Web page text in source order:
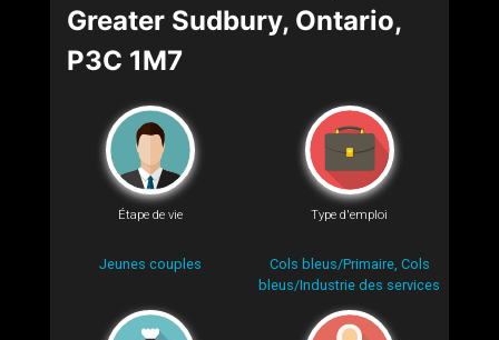
Greater Sudbury, Ontario,
P3C 1M7
Étape de vie
Jeunes couples
Type d'emploi
Cols bleus/Primaire, Cols
bleus/Industrie des services